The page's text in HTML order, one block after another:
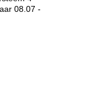
08.07 -